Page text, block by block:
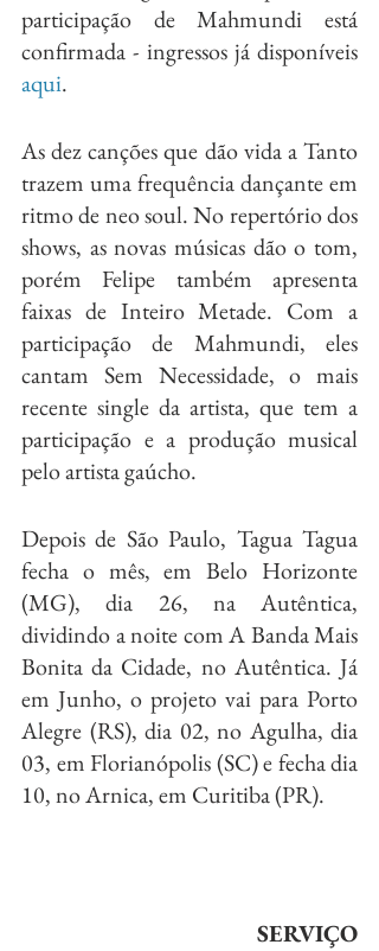
participação de Mahmundi está
aqui.
As dez canções que dão vida a Tanto
trazem uma frequência dançante em
ritmo de neo soul. No repertório dos
shows, as novas músicas dão o tom,
porém Felipe também apresenta
faixas de Inteiro Metade. Com a
participação de Mahmundi, eles
cantam Sem Necessidade, o mais
recente single da artista, que tem a
participação e a produção musical
pelo artista gaúcho.
Depois de São Paulo, Tagua Tagua
fecha o mês, em Belo Horizonte
(MG), dia 26, na Autêntica,
dividindo a noite com A Banda Mais
Bonita da Cidade, no Autêntica. Já
em Junho, o projeto vai para Porto
Alegre (RS), dia 02, no Agulha, dia
03, em Florianópolis (SC) e fecha dia
10, no Arnica, em Curitiba (PR).
SERVIÇO